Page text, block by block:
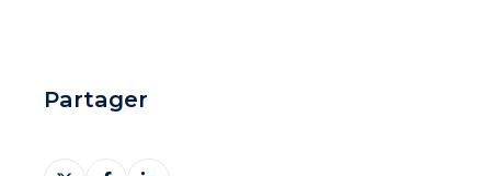
Partager
PartagerPartagerPartager